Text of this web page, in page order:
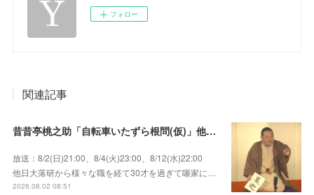
フォロー
関連記事
昔昔亭桃之助「自転車いたずら根問(仮)」他～師匠・桃太郎のいない初めての桜の季節の独演会！
放送：8/2(日)21:00、8/4(火)23:00、8/12(水)22:00
他日大落研から様々な職を経て30才を過ぎて噺家に…
2026.08.02 08:51